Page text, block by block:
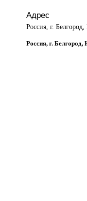
Адрес
Россия, г.
Россия, г.